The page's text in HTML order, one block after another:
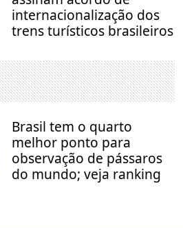
internacionalização dos
trens turísticos brasileiros
Brasil tem o quarto
melhor ponto para
observação de pássaros
do mundo; veja ranking